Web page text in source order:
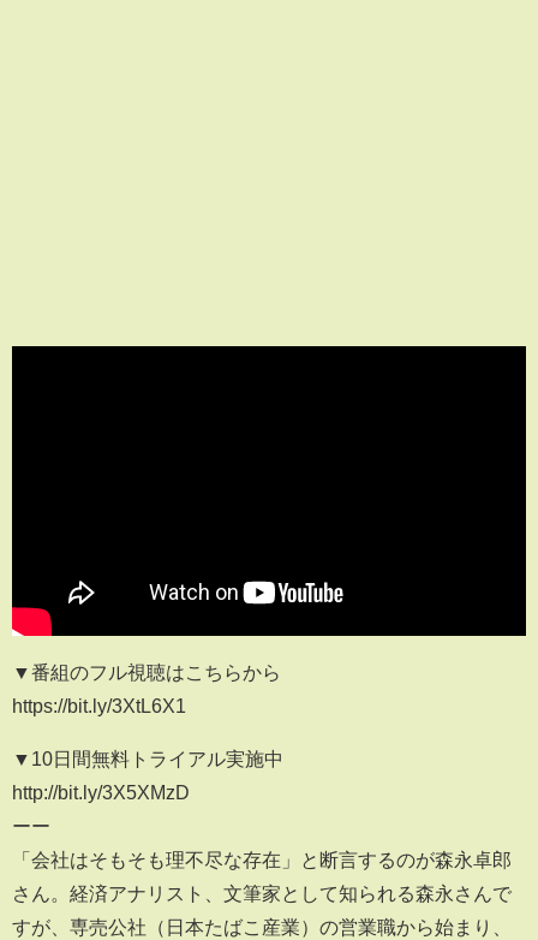
▼番組のフル視聴はこちらから
https://bit.ly/3XtL6X1
▼10日間無料トライアル実施中
http://bit.ly/3X5XMzD
ーー
「会社はそもそも理不尽な存在」と断言するのが森永卓郎
さん。経済アナリスト、文筆家として知られる森永さんで
すが、専売公社（日本たばこ産業）の営業職から始まり、